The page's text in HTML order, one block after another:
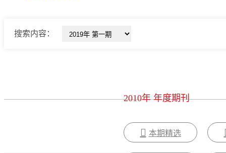
搜索内容：
2010年 年度期刊
本期精选